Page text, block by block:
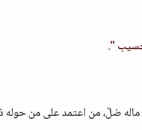
"
.
ماله ضلّ، من اعتمد على من